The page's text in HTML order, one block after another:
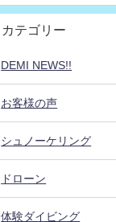
カテゴリー
DEMI NEWS!!
お客様の声
シュノーケリング
ドローン
体験ダイビング